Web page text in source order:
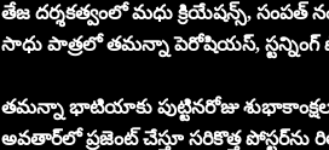
తేజ దర్శకత్వంలో మధు క్రియేషన్స్, సంపత్
సాధు పాత్రలో తమన్నా పెరోషియస్,
తమన్నా భాటియాకు పుట్టినరోజు
అవతార్‌లో ప్రజెంట్ చేస్తూ సరికొత్త పోస్టర్‌ను